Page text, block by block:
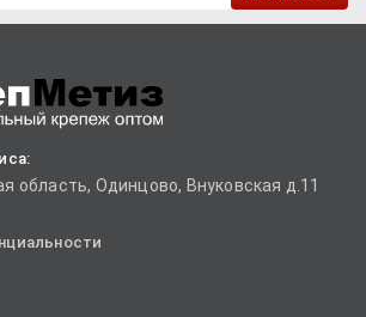
область, Одинцово, Внуковская д.11